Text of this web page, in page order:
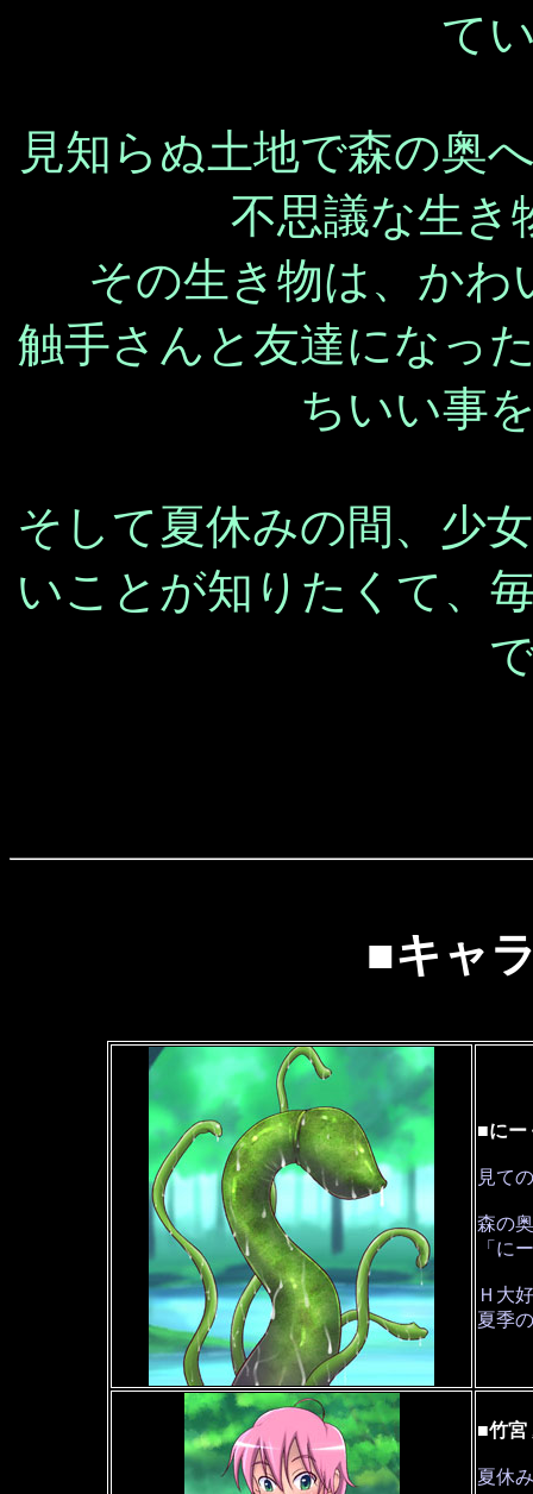
て
見知らぬ土地で森の奥
不思議な生き
その生き物は、か
触手さんと友達になっ
ちいい事
そして夏休みの間、少
いことが知りたくて、
■キャ
■にー
見て
森の
「に
Ｈ大
夏季
■竹宮
夏休